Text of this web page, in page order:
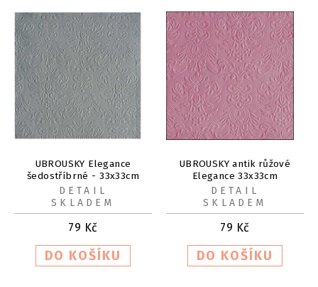
UBROUSKY Elegance
šedostříbrné - 33x33cm
15ks
79 Kč
DETAIL
SKLADEM
UBROUSKY antik růžové
Elegance 33x33cm
79 Kč
DETAIL
SKLADEM